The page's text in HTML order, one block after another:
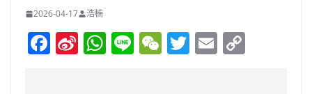
2026-04-17 浩楠
F Si W Li W T E